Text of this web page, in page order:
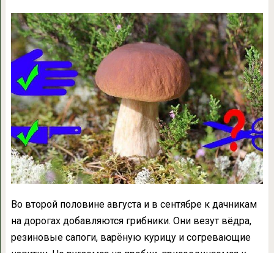
Во второй половине августа и в сентябре к дачникам
на дорогах добавляются грибники. Они везут вёдра,
резиновые сапоги, варёную курицу и согревающие